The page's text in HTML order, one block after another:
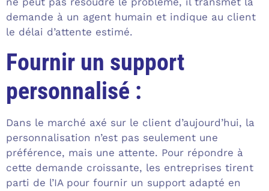
demande à un agent humain et indique au client
le délai d’attente estimé.
Fournir un support
personnalisé :
Dans le marché axé sur le client d’aujourd’hui, la
personnalisation n’est pas seulement une
préférence, mais une attente. Pour répondre à
cette demande croissante, les entreprises tirent
parti de l’IA pour fournir un support adapté en